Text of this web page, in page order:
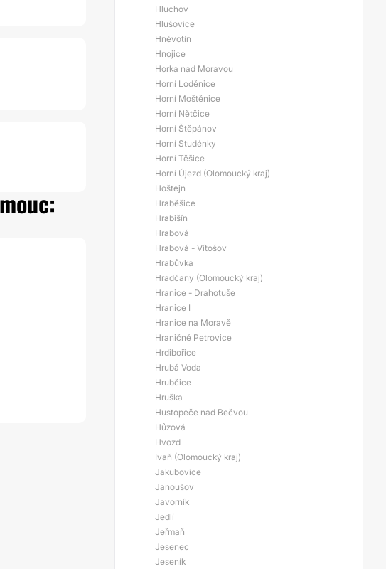
Hluchov
Hlušovice
Hněvotín
Hnojice
Horka nad Moravou
Horní Loděnice
Horní Moštěnice
Horní Nětčice
Horní Štěpánov
Horní Studénky
Horní Těšice
Horní Újezd (Olomoucký kraj)
Hoštejn
Hraběšice
Hrabišín
Hrabová
Hrabová - Vítošov
Hrabůvka
Hradčany (Olomoucký kraj)
Hranice - Drahotuše
Hranice I
Hranice na Moravě
Hraničné Petrovice
Hrdibořice
Hrubá Voda
Hrubčice
Hruška
Hustopeče nad Bečvou
Hůzová
Hvozd
Ivaň (Olomoucký kraj)
Jakubovice
Janoušov
Javorník
Jedlí
Jeřmaň
Jesenec
Jeseník